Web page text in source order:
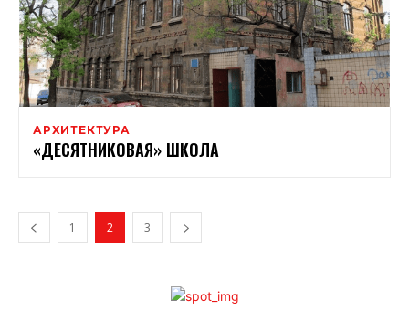
АРХИТЕКТУРА
«ДЕСЯТНИКОВАЯ» ШКОЛА
1 2 3